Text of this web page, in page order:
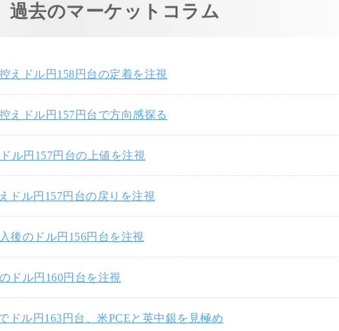
過去のマーケットコラム
えドル円158円台の定着を注視
えドル円157円台で方向感探る
ル円157円台の上値を注視
ドル円157円台の戻りを注視
後のドル円156円台を注視
ドル円160円台を注視
ドル円163円台、米PCEと英中銀を見極め